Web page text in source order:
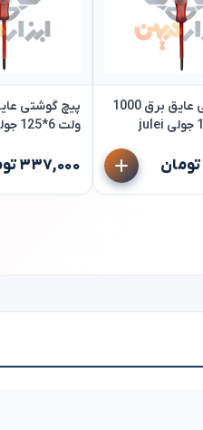
پیچ گوشتی عایق برق 1000
ولت 6*125 جولی julei
۳۳۷,۰۰۰ تومان